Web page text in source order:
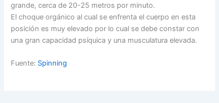
grande, cerca de 20-25 metros por minuto.
El choque orgánico al cual se enfrenta el cuerpo en esta
posición es muy elevado por lo cual se debe constar con
una gran capacidad psíquica y una musculatura elevada.
Fuente: Spinning